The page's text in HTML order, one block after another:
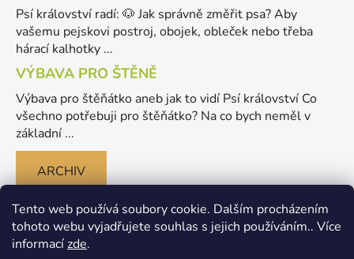
Tento web používá soubory cookie. Dalším procházením
tohoto webu vyjadřujete souhlas s jejich používáním.. Více
informacízde.
Psí království radí: 🐶 Jak správně změřit psa? Aby
vašemu pejskovi postroj, obojek, obleček nebo třeba
hárací kalhotky ...
VÝBAVA PRO ŠTĚNĚ
Výbava pro štěňátko aneb jak to vidí Psí království Co
všechno potřebuji pro štěňátko? Na co bych neměl v
základní ...
ARCHIV